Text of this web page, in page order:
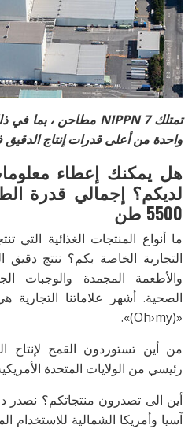
واحدة من أعلى قدرات إنتاج الدقيق
هل يمكنك إعطاء
لديكم؟ إجمالي قدرة
5500 طن
ما أنواع المنتجات الغذائية التي
التجارية الخاصة بكم؟ ننتج
والأطعمة المجمدة والوجبات
«(Oh›my)».
من أين تستوردون القمح لإنتاج
رئيسي من الولايات المتحدة
أين الى تصدرون منتجاتكم؟
آسيا وأمريكا الشمالية للاستخدام